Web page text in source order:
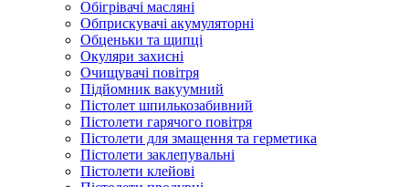
Обігрівачі масляні
Обприскувачі акумуляторні
Обценьки та щипці
Окуляри захисні
Очищувачі повітря
Підйомник вакуумний
Пістолет шпилькозабивний
Пістолети гарячого повітря
Пістолети для змащення та герметика
Пістолети заклепувальні
Пістолети клейові